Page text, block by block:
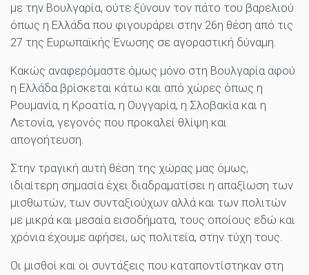
με την Βουλγαρία, ούτε ξύνουν τον πάτο του βαρελιού
όπως η Ελλάδα που φιγουράρει στην 26η θέση από τις
27 της Ευρωπαϊκής Ένωσης σε αγοραστική δύναμη.
Κακώς αναφερόμαστε όμως μόνο στη Βουλγαρία αφού
η Ελλάδα βρίσκεται κάτω και από χώρες όπως η
Ρουμανία, η Κροατία, η Ουγγαρία, η Σλοβακία και η
Λετονία, γεγονός που προκαλεί θλίψη και
απογοήτευση.
Στην τραγική αυτή θέση της χώρας μας όμως,
ιδιαίτερη σημασία έχει διαδραματίσει η απαξίωση των
μισθωτών, των συνταξιούχων αλλά και των πολιτών
με μικρά και μεσαία εισοδήματα, τους οποίους εδώ και
χρόνια έχουμε αφήσει, ως πολιτεία, στην τύχη τους.
Οι μισθοί και οι συντάξεις που καταποντίστηκαν στη